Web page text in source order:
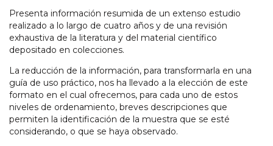
Presenta información resumida de un extenso estudio
realizado a lo largo de cuatro años y de una revisión
exhaustiva de la literatura y del material científico
depositado en colecciones.
La reducción de la información, para transformarla en una
guía de uso práctico, nos ha llevado a la elección de este
formato en el cual ofrecemos, para cada uno de estos
niveles de ordenamiento, breves descripciones que
permiten la identificación de la muestra que se esté
considerando, o que se haya observado.